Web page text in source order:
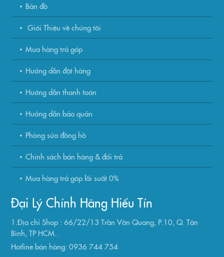
Bản đồ
Giới Thiệu về chúng tôi
Mua hàng trả góp
Hướng dẫn đặt hàng
Hướng dẫn thanh toán
Hướng dẫn bảo quản
Phòng sửa đồng hồ
Chính sách bán hàng & đổi trả
Mua hàng trả góp lãi suất 0%
Đại Lý Chính Hãng Hiếu Tín
1.Địa chỉ Shop : 66/22/13 Trần Văn Quang, P.10, Q. Tân
Bình, TP HCM..
Hotline bán hàng: 0936 744 754